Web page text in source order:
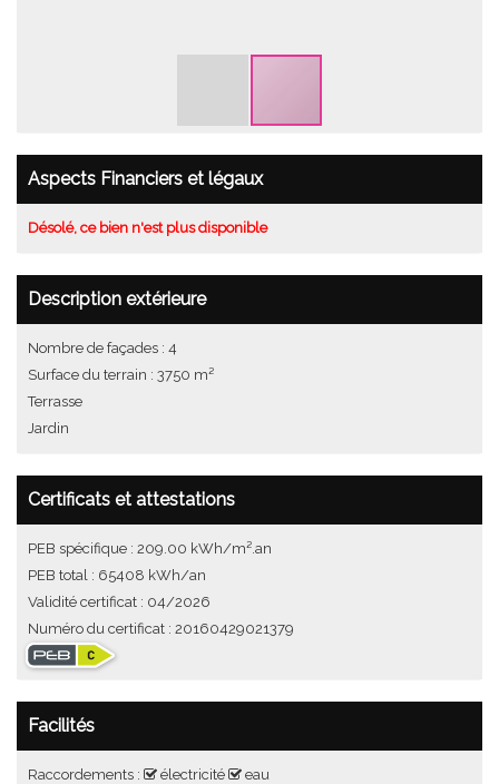
Aspects Financiers et légaux
Désolé, ce bien n'est plus disponible
Description extérieure
Nombre de façades : 4
Surface du terrain : 3750 m²
Terrasse
Jardin
Certificats et attestations
PEB spécifique : 209.00 kWh/m².an
PEB total : 65408 kWh/an
Validité certificat : 04/2026
Numéro du certificat : 20160429021379
Facilités
Raccordements : électricité eau